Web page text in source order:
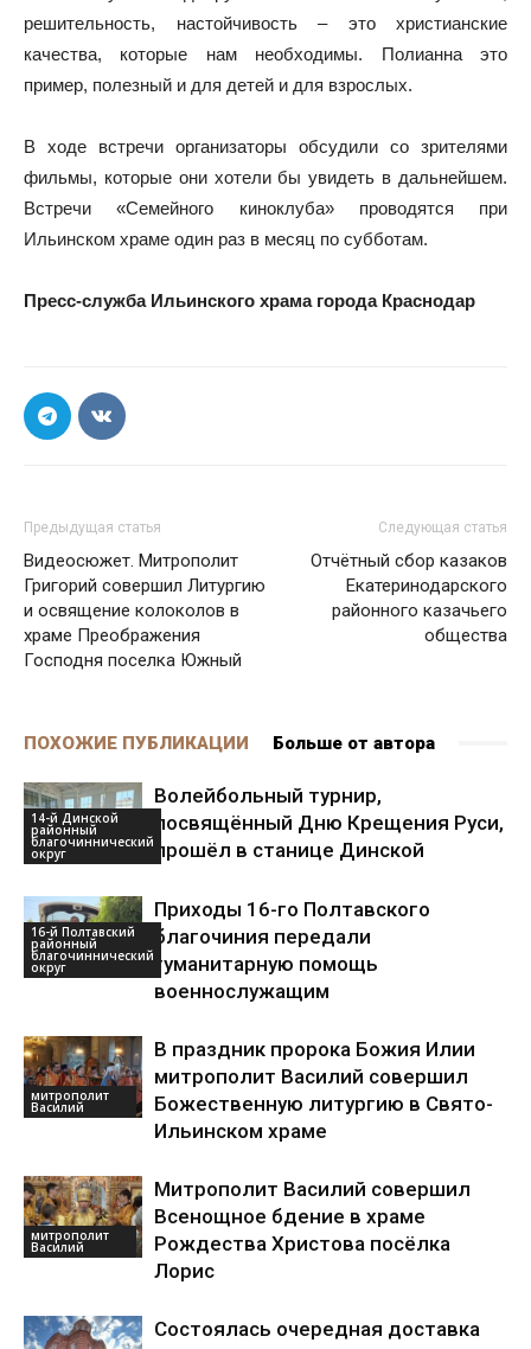
решительность, настойчивость – это христианские
качества, которые нам необходимы. Полианна это
пример, полезный и для детей и для взрослых.
В ходе встречи организаторы обсудили со зрителями
фильмы, которые они хотели бы увидеть в дальнейшем.
Встречи «Семейного киноклуба» проводятся при
Ильинском храме один раз в месяц по субботам.
Пресс-служба Ильинского храма города Краснодар
Предыдущая статья
Видеосюжет. Митрополит
Григорий совершил Литургию
и освящение колоколов в
храме Преображения
Господня поселка Южный
Следующая статья
Отчётный сбор казаков
Екатеринодарского
районного казачьего
общества
ПОХОЖИЕ ПУБЛИКАЦИИ Больше от автора
14-й Динской
районный
благочиннический
округ
Волейбольный турнир,
посвящённый Дню Крещения Руси,
прошёл в станице Динской
16-й Полтавский
районный
благочиннический
округ
Приходы 16-го Полтавского
благочиния передали
гуманитарную помощь
военнослужащим
митрополит
Василий
В праздник пророка Божия Илии
митрополит Василий совершил
Божественную литургию в Свято-
Ильинском храме
митрополит
Василий
Митрополит Василий совершил
Всенощное бдение в храме
Рождества Христова посёлка
Лорис
Состоялась очередная доставка